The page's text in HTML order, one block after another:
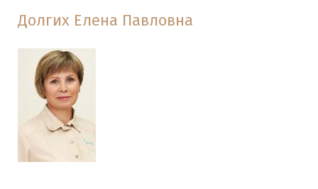
Долгих Елена Павловна